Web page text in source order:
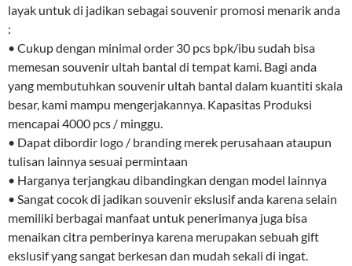
layak untuk di jadikan sebagai souvenir promosi menarik anda
:
• Cukup dengan minimal order 30 pcs bpk/ibu sudah bisa
memesan souvenir ultah bantal di tempat kami. Bagi anda
yang membutuhkan souvenir ultah bantal dalam kuantiti skala
besar, kami mampu mengerjakannya. Kapasitas Produksi
mencapai 4000 pcs / minggu.
• Dapat dibordir logo / branding merek perusahaan ataupun
tulisan lainnya sesuai permintaan
• Harganya terjangkau dibandingkan dengan model lainnya
• Sangat cocok di jadikan souvenir ekslusif anda karena selain
memiliki berbagai manfaat untuk penerimanya juga bisa
menaikan citra pemberinya karena merupakan sebuah gift
ekslusif yang sangat berkesan dan mudah sekali di ingat.